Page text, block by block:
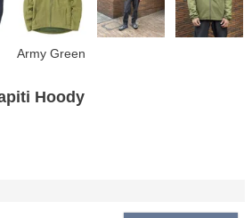
Army Green
Hoody